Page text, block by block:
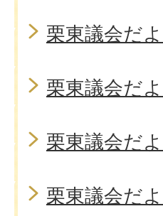
栗東議会だ
栗東議会だ
栗東議会だ
栗東議会だ